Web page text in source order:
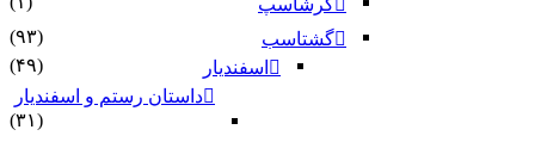
گشتاسب
(۹۳)
اسفندیار
(۴۹)
داستان رستم و اسفندیار
(۳۱)